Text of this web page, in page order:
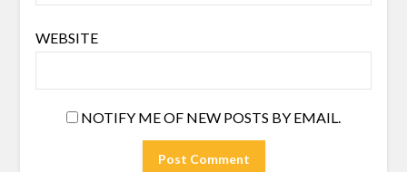
WEBSITE
NOTIFY ME OF NEW POSTS BY EMAIL.